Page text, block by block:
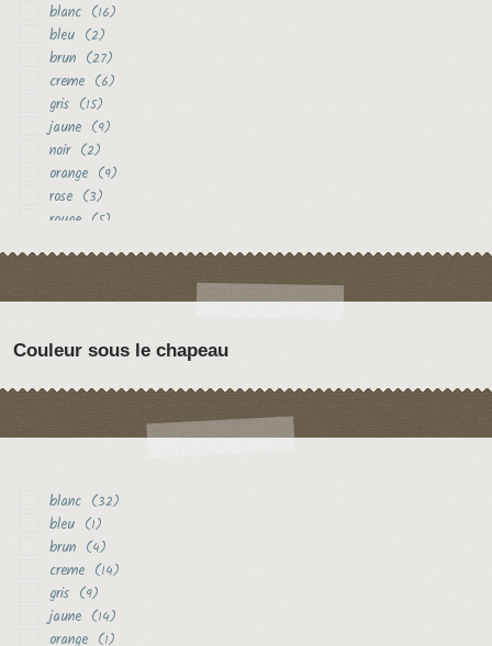
blanc (16)
bleu (2)
brun (27)
creme (6)
gris (15)
jaune (9)
noir (2)
orange (9)
rose (3)
rouge (5)
Couleur sous le chapeau
blanc (32)
bleu (1)
brun (4)
creme (14)
gris (9)
jaune (14)
orange (1)